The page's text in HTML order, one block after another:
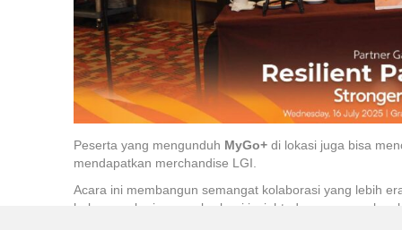
Peserta yang mengunduh MyGo+ di lokasi juga bisa
mendapatkan merchandise LGI.
Acara ini membangun semangat kolaborasi yang lebih
hubungan kerjasama, berbagi insight, dan